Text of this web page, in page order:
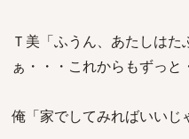
Ｔ美「ふうん、あたしは
ぁ・・・これからもずっと
俺「家でしてみればいいじ